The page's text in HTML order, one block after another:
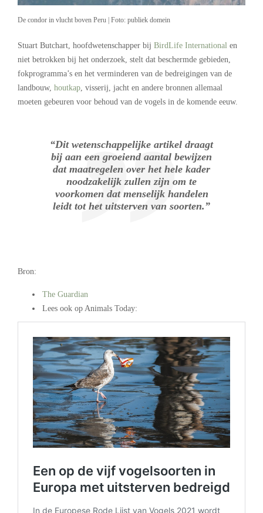
De condor in vlucht boven Peru | Foto: publiek domein
Stuart Butchart, hoofdwetenschapper bij BirdLife International en
niet betrokken bij het onderzoek, stelt dat beschermde gebieden,
fokprogramma’s en het verminderen van de bedreigingen van de
landbouw, houtkap, visserij, jacht en andere bronnen allemaal
moeten gebeuren voor behoud van de vogels in de komende eeuw.
“Dit wetenschappelijke artikel draagt
bij aan een groeiend aantal bewijzen
dat maatregelen over het hele kader
noodzakelijk zullen zijn om te
voorkomen dat menselijk handelen
leidt tot het uitsterven van soorten.”
Bron:
The Guardian
Lees ook op Animals Today: